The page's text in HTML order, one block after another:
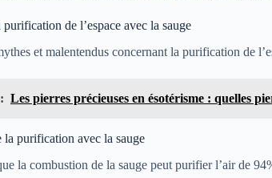
de l’espace avec la sauge
et malentendus concernant la purification de
Les pierres précieuses en ésotérisme : quelles
la purification avec la sauge
la combustion de la sauge peut purifier l’air de